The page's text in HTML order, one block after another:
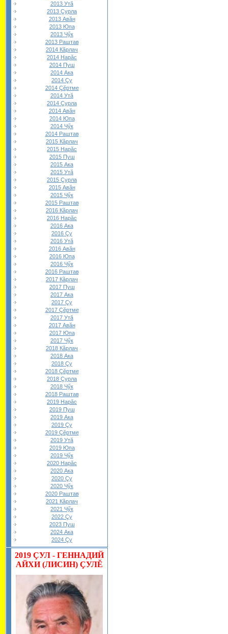
2013 Утă
2013 Çурла
2013 Авăн
2013 Юпа
2013 Чӳк
2013 Раштав
2014 Кăрлач
2014 Нарăс
2014 Пуш
2014 Ака
2014 Çу
2014 Çĕртме
2014 Утă
2014 Çурла
2014 Авăн
2014 Юпа
2014 Чӳк
2014 Раштав
2015 Кăрлач
2015 Нарăс
2015 Пуш
2015 Ака
2015 Утă
2015 Çурла
2015 Авăн
2015 Чӳк
2015 Раштав
2016 Кăрлач
2016 Нарăс
2016 Ака
2016 Çу
2016 Утă
2016 Авăн
2016 Юпа
2016 Чӳк
2016 Раштав
2017 Кăрлач
2017 Пуш
2017 Ака
2017 Çу
2017 Çĕртме
2017 Утă
2017 Авăн
2017 Юпа
2017 Чӳк
2018 Кăрлач
2018 Ака
2018 Çу
2018 Çĕртме
2018 Çурла
2018 Чӳк
2018 Раштав
2019 Нарăс
2019 Пуш
2019 Ака
2019 Çу
2019 Çĕртме
2019 Утă
2019 Юпа
2019 Чӳк
2020 Нарăс
2020 Ака
2020 Çу
2020 Чӳк
2020 Раштав
2021 Кăрлач
2021 Чӳк
2022 Çу
2023 Пуш
2024 Ака
2024 Çу
2019 ÇУЛ - ГЕННАДИЙ
АЙХИ (ЛИСИН) ÇУЛĔ